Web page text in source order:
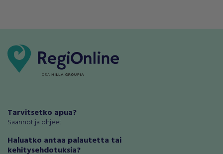
Tarvitsetko apua?
Säännöt ja ohjeet
Haluatko antaa palautetta tai
kehitysehdotuksia?